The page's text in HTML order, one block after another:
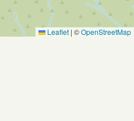
Leaflet | ©OpenStreetMap